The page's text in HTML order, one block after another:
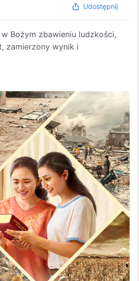
Udostępnij
Bożym zbawieniu ludzkości,
zamierzony wynik i